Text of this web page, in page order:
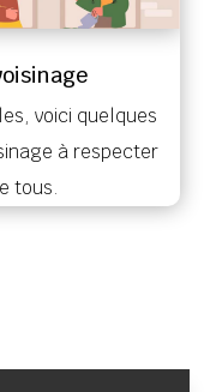
voici quelques
à respecter
tous.